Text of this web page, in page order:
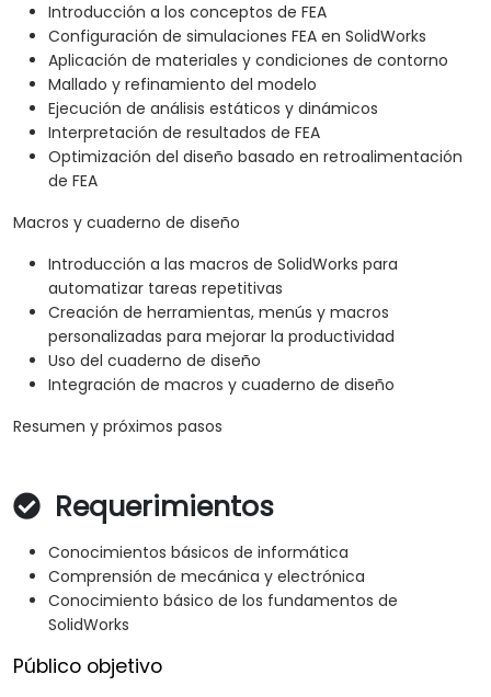
Introducción a los conceptos de FEA
Configuración de simulaciones FEA en SolidWorks
Aplicación de materiales y condiciones de contorno
Mallado y refinamiento del modelo
Ejecución de análisis estáticos y dinámicos
Interpretación de resultados de FEA
Optimización del diseño basado en retroalimentación
de FEA
Macros y cuaderno de diseño
Introducción a las macros de SolidWorks para
automatizar tareas repetitivas
Creación de herramientas, menús y macros
personalizadas para mejorar la productividad
Uso del cuaderno de diseño
Integración de macros y cuaderno de diseño
Resumen y próximos pasos
Requerimientos
Conocimientos básicos de informática
Comprensión de mecánica y electrónica
Conocimiento básico de los fundamentos de
SolidWorks
Público objetivo